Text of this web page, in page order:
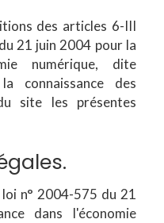
des articles 6-III
21 juin 2004 pour la
numérique, dite
connaissance des
site les présentes
n° 2004-575 du 21
dans l'économie